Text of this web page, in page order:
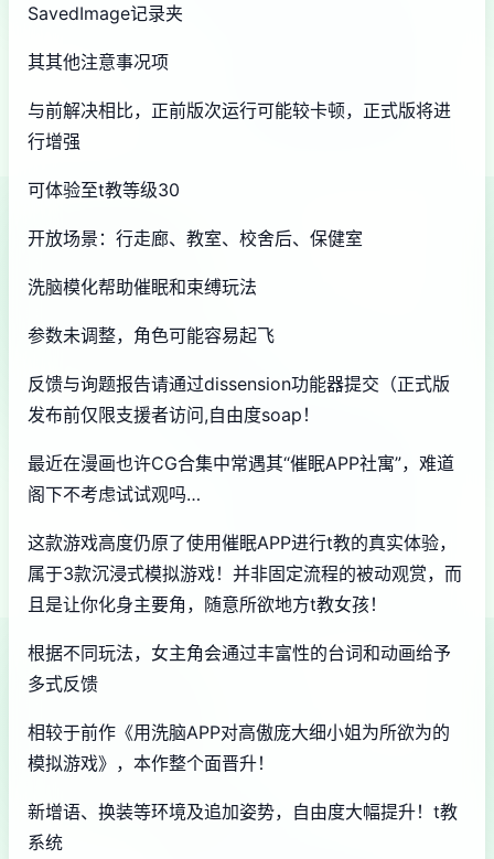
SavedImage记录夹
其其他注意事况项
与前解决相比，正前版次运行可能较卡顿，正式版将进
行增强
可体验至t教等级30
开放场景：行走廊、教室、校舍后、保健室
洗脑模化帮助催眠和束缚玩法
参数未调整，角色可能容易起飞
反馈与询题报告请通过dissension功能器提交（正式版
发布前仅限支援者访问,自由度soap！
最近在漫画也许CG合集中常遇其“催眠APP社寓”，难道
阁下不考虑试试观吗…
这款游戏高度仍原了使用催眠APP进行t教的真实体验，
属于3款沉浸式模拟游戏！并非固定流程的被动观赏，而
且是让你化身主要角，随意所欲地方t教女孩！
根据不同玩法，女主角会通过丰富性的台词和动画给予
多式反馈
相较于前作《用洗脑APP对高傲庞大细小姐为所欲为的
模拟游戏》，本作整个面晋升！
新增语、换装等环境及追加姿势，自由度大幅提升！t教
系统